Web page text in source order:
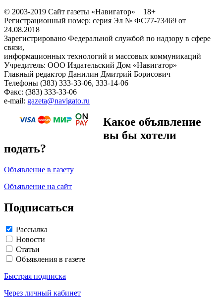
© 2003-2019 Сайт газеты «Навигатор» 18+
Регистрационный номер: серия Эл № ФС77-73469 от
24.08.2018
Зарегистрировано Федеральной службой по надзору в сфере
связи,
информационных технологий и массовых коммуникаций
Учредитель: ООО Издательский Дом «Навигатор»
Главный редактор Данилин Дмитрий Борисович
Телефоны (383) 333-33-06, 333-14-06
Факс: (383) 333-33-06
e-mail: gazeta@navigato.ru
Какое объявление
вы бы хотели
подать?
Объявление в газету
Объявление на сайт
Подписаться
Рассылка
Новости
Статьи
Объявления в газете
Быстрая подписка
Через личный кабинет